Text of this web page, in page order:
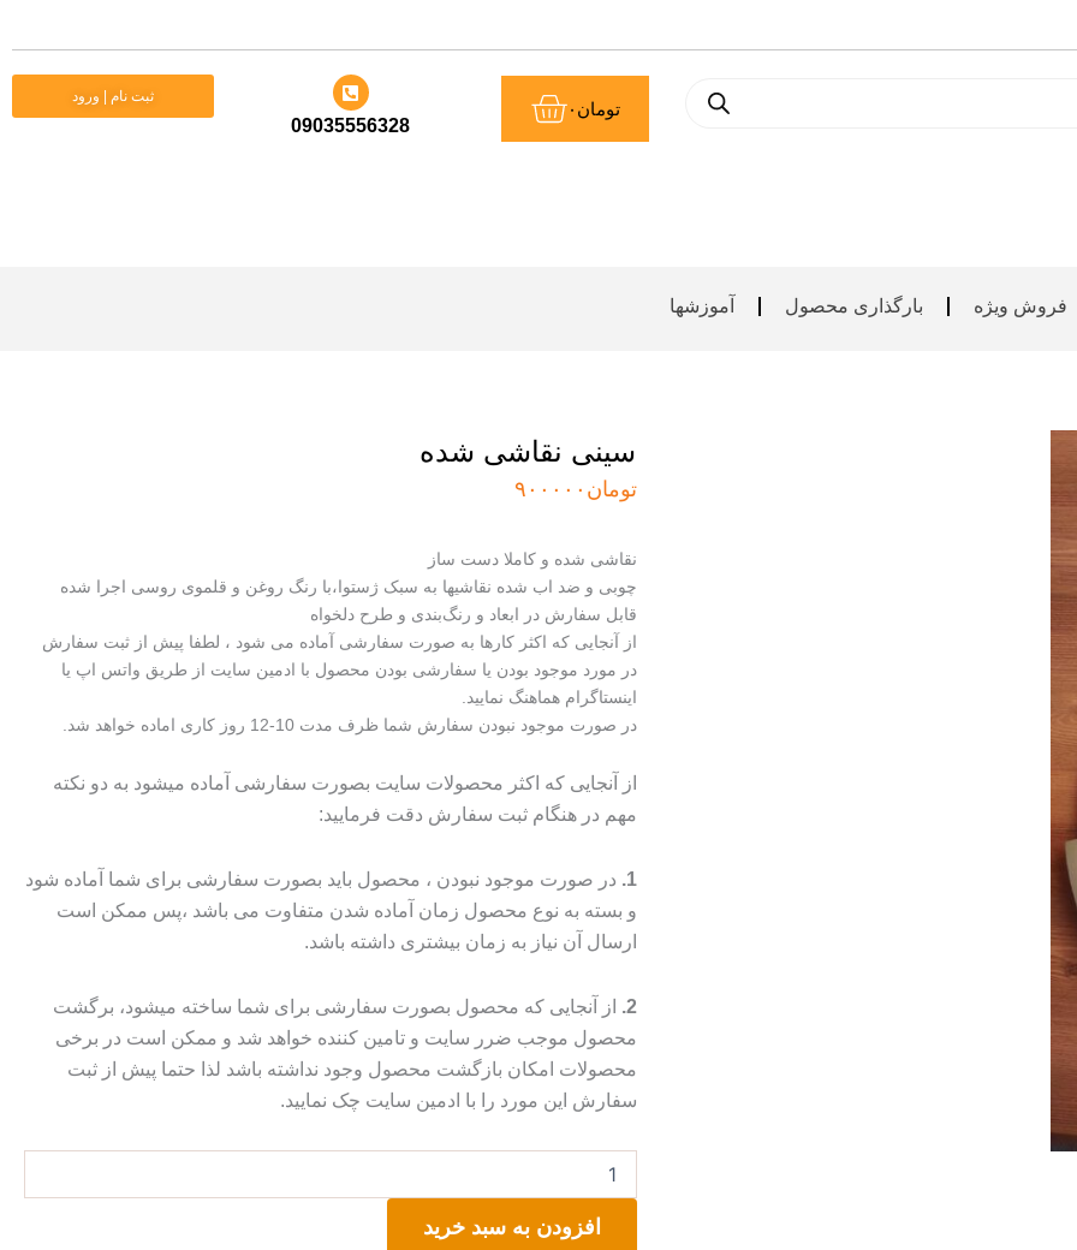
تومان ۰سبد
خرید
09035556328
ثبت نام | ورود
فروش ویژه بارگذاری محصول آموزشها
سینی نقاشی شده
تومان ۹۰۰۰۰۰
نقاشی شده و کاملا دست ساز
چوبی و ضد اب شده نقاشیها به سبک ژستوا،با رنگ روغن و قلموی روسی اجرا شده
قابل سفارش در ابعاد و رنگ‌بندی و طرح دلخواه
از آنجایی که اکثر کارها به صورت سفارشی آماده می شود ، لطفا پیش از ثبت سفارش
در مورد موجود بودن یا سفارشی بودن محصول با ادمین سایت از طریق واتس اپ یا
اینستاگرام هماهنگ نمایید.
در صورت موجود نبودن سفارش شما ظرف مدت 10-12 روز کاری اماده خواهد شد.
از آنجایی که اکثر محصولات سایت بصورت سفارشی آماده میشود به دو نکته
مهم در هنگام ثبت سفارش دقت فرمایید:
1. در صورت موجود نبودن ، محصول باید بصورت سفارشی برای شما آماده شود
و بسته به نوع محصول زمان آماده شدن متفاوت می باشد ،پس ممکن است
ارسال آن نیاز به زمان بیشتری داشته باشد.
2.
از آنجایی که محصول بصورت سفارشی برای شما ساخته میشود، برگشت
محصول موجب ضرر سایت و تامین کننده خواهد شد و ممکن است در برخی
محصولات امکان بازگشت محصول وجود نداشته باشد لذا حتما پیش از ثبت
سفارش این مورد را با ادمین سایت چک نمایید.
نقاشی
افزودن به سبد خرید